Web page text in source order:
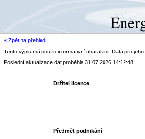
« Zpět na přehled
Tento výpis má pouze informativní charakter. Data pro
Poslední aktualizace dat proběhla 31.07.2026 14:12:48
Držitel licence
Předmět podnikání